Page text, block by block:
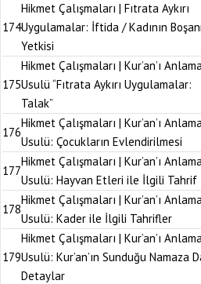
174
Hikmet Çalışmaları | Fıtrata Aykırı
Uygulamalar: İftida / Kadının
Yetkisi
175
Hikmet Çalışmaları | Kur’an’ı
Usulü “Fıtrata Aykırı Uygulamalar:
Talak”
176
Hikmet Çalışmaları | Kur’an’ı
Usulü: Çocukların Evlendirilmesi
177
Hikmet Çalışmaları | Kur’an’ı
Usulü: Hayvan Etleri ile İlgili Tahrif
178
Hikmet Çalışmaları | Kur’an’ı
Usulü: Kader ile İlgili Tahrifler
179
Hikmet Çalışmaları | Kur’an’ı
Usulü: Kur’an’ın Sunduğu Namaza
Detaylar